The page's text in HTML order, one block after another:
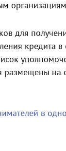
для
кредита в
размещены на
в